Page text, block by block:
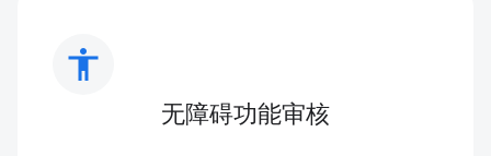
accessibility
无障碍功能审核